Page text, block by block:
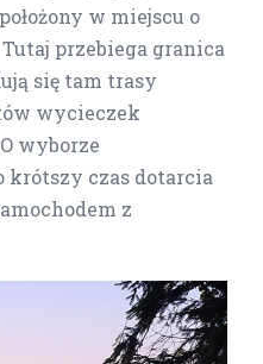
w miejscu o
przebiega granica
się tam trasy
wycieczek
wyborze
krótszy czas dotarcia
z